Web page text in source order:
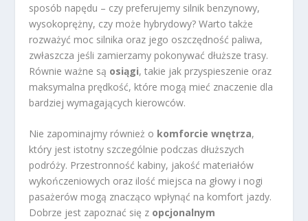
sposób napędu – czy preferujemy silnik benzynowy,
wysokoprężny, czy może hybrydowy? Warto także
rozważyć moc silnika oraz jego oszczędność paliwa,
zwłaszcza jeśli zamierzamy pokonywać dłuższe trasy.
Równie ważne są osiągi, takie jak przyspieszenie oraz
maksymalna prędkość, które mogą mieć znaczenie dla
bardziej wymagających kierowców.
Nie zapominajmy również o komforcie wnętrza,
który jest istotny szczególnie podczas dłuższych
podróży. Przestronność kabiny, jakość materiałów
wykończeniowych oraz ilość miejsca na głowy i nogi
pasażerów mogą znacząco wpłynąć na komfort jazdy.
Dobrze jest zapoznać się z opcjonalnym